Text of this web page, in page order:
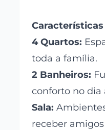
4 Quartos:
toda a família.
2 Banheiros:
conforto no dia
Sala:
receber